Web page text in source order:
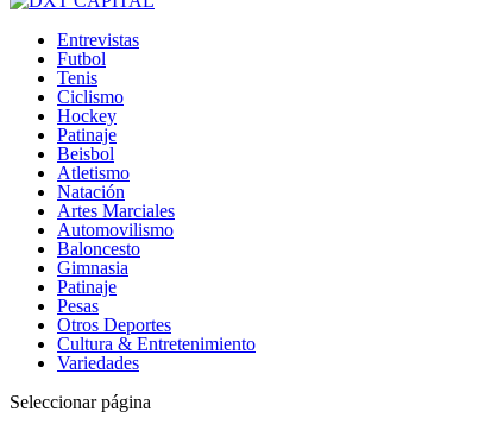
Entrevistas
Futbol
Tenis
Ciclismo
Hockey
Patinaje
Beisbol
Atletismo
Natación
Artes Marciales
Automovilismo
Baloncesto
Gimnasia
Patinaje
Pesas
Otros Deportes
Cultura & Entretenimiento
Variedades
Seleccionar página